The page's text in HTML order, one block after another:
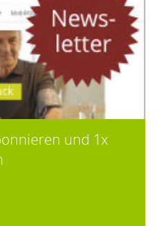
und 1x